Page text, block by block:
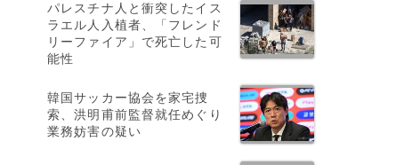
パレスチナ人と衝突したイス
ラエル人入植者、「フレンド
リーファイア」で死亡した可
能性
韓国サッカー協会を家宅捜
索、洪明甫前監督就任めぐり
業務妨害の疑い